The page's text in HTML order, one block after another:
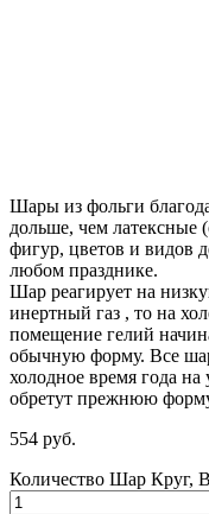
Шары из фольги
дольше, чем латексные
фигур, цветов и видов
любом празднике.
Шар реагирует на
инертный газ , то на
помещение гелий
обычную форму. Все
холодное время года
обретут прежнюю
554 руб.
Количество Шар Круг,